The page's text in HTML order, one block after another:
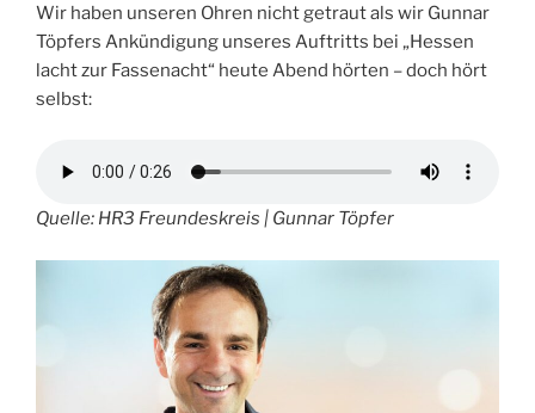
Wir haben unseren Ohren nicht getraut als wir Gunnar
Töpfers Ankündigung unseres Auftritts bei „Hessen
lacht zur Fassenacht“ heute Abend hörten – doch hört
selbst:
Quelle: HR3 Freundeskreis | Gunnar Töpfer